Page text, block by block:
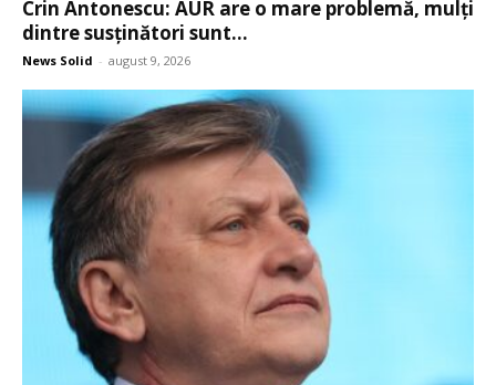
Crin Antonescu: AUR are o mare problemă, mulți
dintre susținători sunt...
News Solid - august 9, 2026